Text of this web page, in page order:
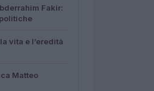
Fakir:
vita e l’eredità
Matteo